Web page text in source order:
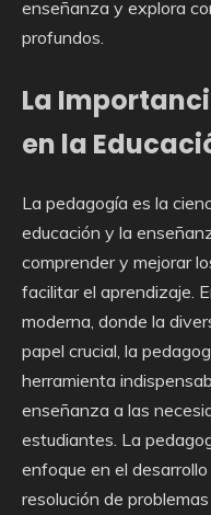
enseñanza y explora
profundos.
La
en la
La pedagogía es la
educación y la
comprender y mejorar
facilitar el aprendizaje.
moderna, donde la
papel crucial, la
herramienta
enseñanza a las
estudiantes. La
enfoque en el
resolución de